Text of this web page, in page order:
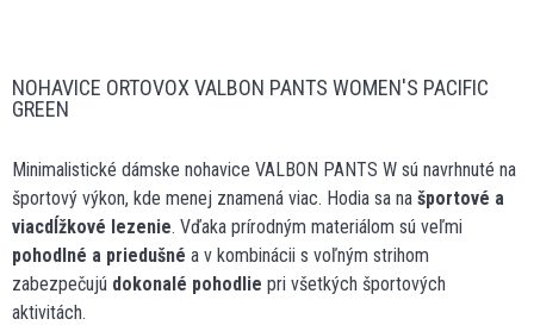
NOHAVICE ORTOVOX VALBON PANTS WOMEN'S PACIFIC
GREEN
Minimalistické dámske nohavice VALBON PANTS W sú navrhnuté na
športový výkon, kde menej znamená viac. Hodia sa na športové a
viacdĺžkové lezenie. Vďaka prírodným materiálom sú veľmi
pohodlné a priedušné a v kombinácii s voľným strihom
zabezpečujú dokonalé pohodlie pri všetkých športových
aktivitách.